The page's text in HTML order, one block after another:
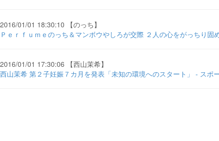
2016/01/01 18:30:10 【のっち】
Ｐｅｒｆｕｍｅのっち＆マンボウやしろが交際 ２人の心をがっちり固
2016/01/01 17:30:06 【西山茉希】
西山茉希 第２子妊娠７カ月を発表「未知の環境へのスタート」 - スポ